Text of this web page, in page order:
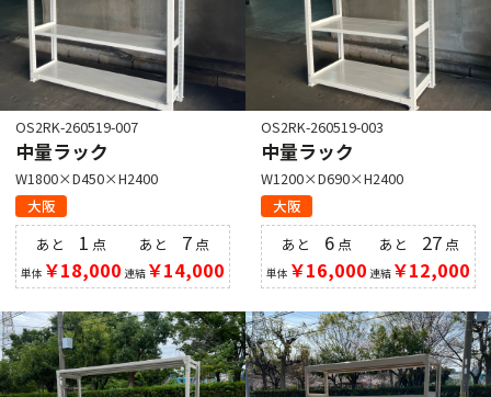
OS2RK-260519-007
中量ラック
W1800×D450×H2400
大阪
あと 1 点
単体 ￥18,000
あと 7点
連結￥14,000
OS2RK-260519-003
中量ラック
W1200×D690×H2400
大阪
あと 6 点
単体 ￥16,000
あと 27 点
連結￥12,000